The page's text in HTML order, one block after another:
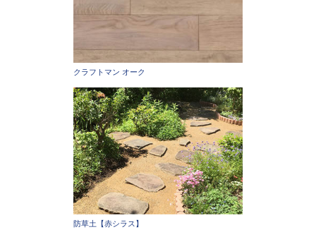
クラフトマン オーク
防草土【赤シラス】